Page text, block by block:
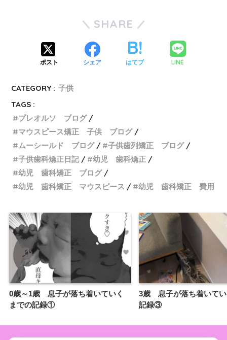
SHARE
ポスト シェア はてブ LINE
CATEGORY : 子供
TAGS :
プレオルソ ブログ
マウスピース矯正 子供 ブログ
ムーシールド ブログ
子供歯列矯正 ブログ
子供歯科矯正日記
幼児 歯科矯正
幼児 歯科矯正 ブログ
幼児 歯科矯正 マウスピース
幼児 歯科矯正 費用
0歳～1歳 息子が落ち着いていく
までの記録①
3歳 息子が落ち着いて
記録③